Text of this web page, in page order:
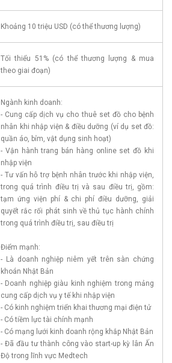
Khoảng 10 triệu USD (có thể thương lượng)
Tối thiểu 51% (có thể thương lượng & mua
theo giai đoạn)
Ngành kinh doanh:
- Cung cấp dịch vụ cho thuê set đồ cho bệnh
nhân khi nhập viện & điều dưỡng (ví dụ set đồ:
quần áo, bỉm, vật dụng sinh hoạt)
- Vận hành trang bán hàng online set đồ khi
nhập viện
- Tư vấn hỗ trợ bệnh nhân trước khi nhập viện,
trong quá trình điều trị và sau điều trị, gồm:
tạm ứng viện phí & chi phí điều dưỡng, giải
quyết rắc rối phát sinh về thủ tục hành chính
trong quá trình điều trị, sau điều trị
Điểm mạnh:
- Là doanh nghiệp niêm yết trên sàn chứng
khoán Nhật Bản
- Doanh nghiệp giàu kinh nghiệm trong mảng
cung cấp dịch vụ y tế khi nhập viện
- Có kinh nghiệm triển khai thương mại điện tử
- Có tiềm lực tài chính mạnh
- Có mạng lưới kinh doanh rộng khắp Nhật Bản
- Đã đầu tư thành công vào start-up kỳ lân Ấn
Độ trong lĩnh vực Medtech